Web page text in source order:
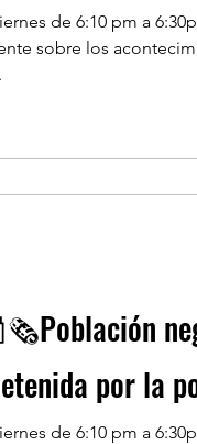
de 6:10 pm a
sobre los
por la
de 6:10 pm a